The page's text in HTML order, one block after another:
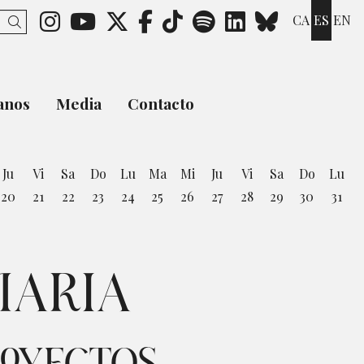
CA ES EN
Link a instagram
Link a youtube
Link a twitter
Link a facebook
Link a ticktok
Link a spotify
Link aLink a
Buscar
Media Contacto
Ju
20
Vi
21
Sa
22
Do
23
Lu
24
Ma
25
Mi
26
Ju
27
Vi
28
Sa
29
Do
30
Lu
31